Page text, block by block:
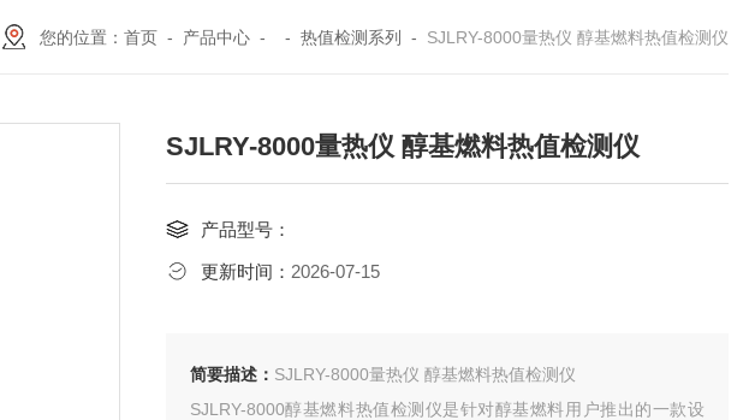
您的位置： 首页 - 产品中心 - - 热值检测系列 - SJLRY-8000量热仪 醇基燃料热值检测仪
SJLRY-8000量热仪 醇基燃料热值检测仪
产品型号：
更新时间： 2026-07-15
简要描述：
SJLRY-8000量热仪 醇基燃料热值检测仪
SJLRY-8000醇基燃料热值检测仪是针对醇基燃料用户推出的一款设